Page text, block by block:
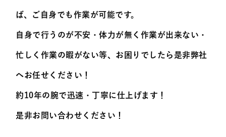
ば、ご自身でも作業が可能です。
自身で行うのが不安・体力が無く作業が出来ない・
忙しく作業の暇がない等、お困りでしたら是非弊社
へお任せください！
約10年の腕で迅速・丁寧に仕上げます！
是非お問い合わせください！